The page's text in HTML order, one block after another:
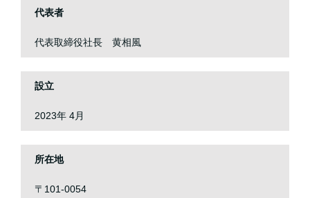
代表者
代表取締役社長 黄相風
設立
2023年 4月
所在地
〒101-0054